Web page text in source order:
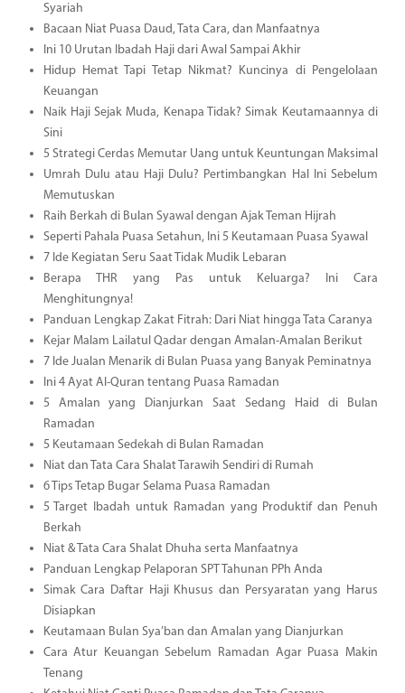
Syariah
Bacaan Niat Puasa Daud, Tata Cara, dan Manfaatnya
Ini 10 Urutan Ibadah Haji dari Awal Sampai Akhir
Hidup Hemat Tapi Tetap Nikmat? Kuncinya di Pengelolaan
Keuangan
Naik Haji Sejak Muda, Kenapa Tidak? Simak Keutamaannya di
Sini
5 Strategi Cerdas Memutar Uang untuk Keuntungan Maksimal
Umrah Dulu atau Haji Dulu? Pertimbangkan Hal Ini Sebelum
Memutuskan
Raih Berkah di Bulan Syawal dengan Ajak Teman Hijrah
Seperti Pahala Puasa Setahun, Ini 5 Keutamaan Puasa Syawal
7 Ide Kegiatan Seru Saat Tidak Mudik Lebaran
Berapa THR yang Pas untuk Keluarga? Ini Cara
Menghitungnya!
Panduan Lengkap Zakat Fitrah: Dari Niat hingga Tata Caranya
Kejar Malam Lailatul Qadar dengan Amalan-Amalan Berikut
7 Ide Jualan Menarik di Bulan Puasa yang Banyak Peminatnya
Ini 4 Ayat Al-Quran tentang Puasa Ramadan
5 Amalan yang Dianjurkan Saat Sedang Haid di Bulan
Ramadan
5 Keutamaan Sedekah di Bulan Ramadan
Niat dan Tata Cara Shalat Tarawih Sendiri di Rumah
6 Tips Tetap Bugar Selama Puasa Ramadan
5 Target Ibadah untuk Ramadan yang Produktif dan Penuh
Berkah
Niat & Tata Cara Shalat Dhuha serta Manfaatnya
Panduan Lengkap Pelaporan SPT Tahunan PPh Anda
Simak Cara Daftar Haji Khusus dan Persyaratan yang Harus
Disiapkan
Keutamaan Bulan Sya’ban dan Amalan yang Dianjurkan
Cara Atur Keuangan Sebelum Ramadan Agar Puasa Makin
Tenang